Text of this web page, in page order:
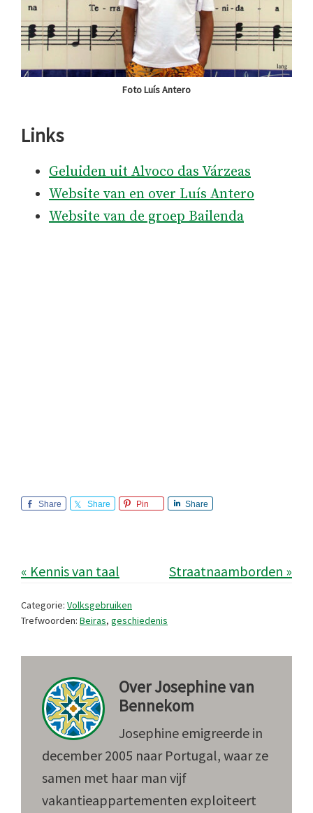
Foto Luís Antero
Links
Geluiden uit Alvoco das Várzeas
Website van en over Luís Antero
Website van de groep Bailenda
Share Share Pin Share
« Kennis van taal Straatnaamborden »
Categorie: Volksgebruiken
Trefwoorden: Beiras, geschiedenis
OverJosephine van
Bennekom
Josephine emigreerde in
december 2005 naar Portugal, waar ze
samen met haar man vijf
vakantieappartementen exploiteert